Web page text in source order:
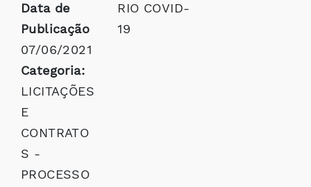
Data de
Publicação
07/06/2021
Categoria:
LICITAÇÕES
E
CONTRATO
S -
PROCESSO
RIO COVID-
19